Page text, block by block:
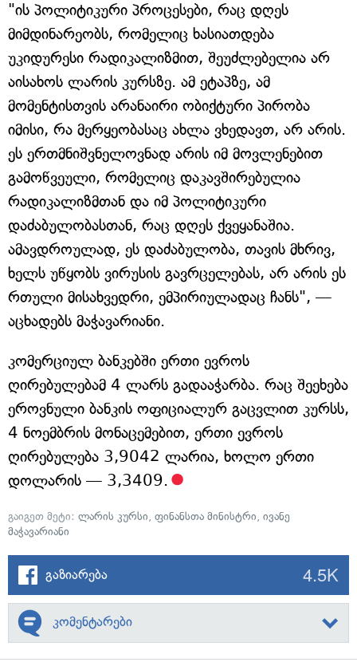
"ის პოლიტიკური პროცესები, რაც დღეს
მიმდინარეობს, რომელიც ხასიათდება
უკიდურესი რადიკალიზმით, შეუძლებელია არ
აისახოს ლარის კურსზე. ამ ეტაპზე, ამ
მომენტისთვის არანაირი ობიქტური პირობა
იმისი, რა მერყეობასაც ახლა ვხედავთ, არ არის.
ეს ერთმნიშვნელოვნად არის იმ მოვლენებით
გამოწვეული, რომელიც დაკავშირებულია
რადიკალიზმთან და იმ პოლიტიკური
დაძაბულობასთან, რაც დღეს ქვეყანაშია.
ამავდროულად, ეს დაძაბულობა, თავის მხრივ,
ხელს უწყობს ვირუსის გავრცელებას, არ არის ეს
რთული მისახვედრი, ემპირიულადაც ჩანს", —
აცხადებს მაჭავარიანი.
კომერციულ ბანკებში ერთი ევროს
ღირებულებამ 4 ლარს გადააჭარბა. რაც შეეხება
ეროვნული ბანკის ოფიციალურ გაცვლით კურსს,
4 ნოემბრის მონაცემებით, ერთი ევროს
ღირებულება 3,9042 ლარია, ხოლო ერთი
დოლარის — 3,3409.
გაიგეთ მეტი: ლარის კურსი, ფინანსთა მინისტრი, ივანე
მაჭავარიანი
გაზიარება 4.5K
კომენტარები